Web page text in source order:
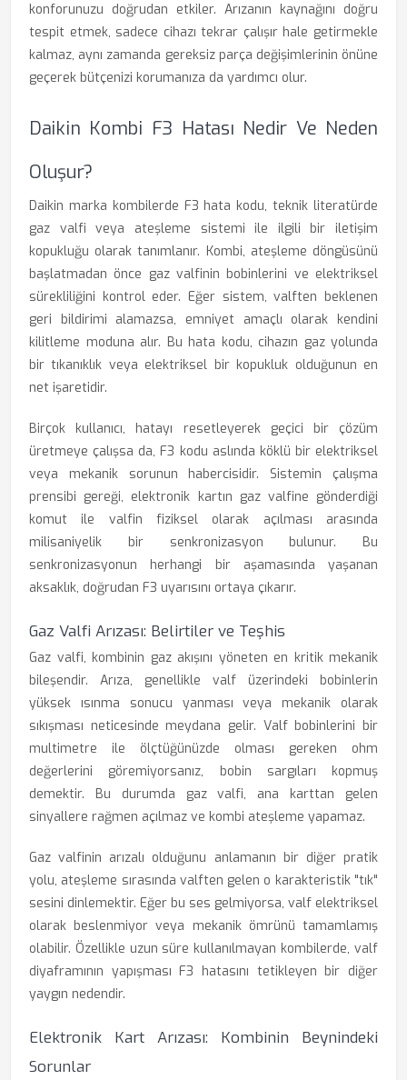
konforunuzu doğrudan etkiler. Arızanın kaynağını doğru
tespit etmek, sadece cihazı tekrar çalışır hale getirmekle
kalmaz, aynı zamanda gereksiz parça değişimlerinin önüne
geçerek bütçenizi korumanıza da yardımcı olur.
Daikin Kombi F3 Hatası Nedir Ve Neden
Oluşur?
Daikin marka kombilerde F3 hata kodu, teknik literatürde
gaz valfi veya ateşleme sistemi ile ilgili bir iletişim
kopukluğu olarak tanımlanır. Kombi, ateşleme döngüsünü
başlatmadan önce gaz valfinin bobinlerini ve elektriksel
sürekliliğini kontrol eder. Eğer sistem, valften beklenen
geri bildirimi alamazsa, emniyet amaçlı olarak kendini
kilitleme moduna alır. Bu hata kodu, cihazın gaz yolunda
bir tıkanıklık veya elektriksel bir kopukluk olduğunun en
net işaretidir.
Birçok kullanıcı, hatayı resetleyerek geçici bir çözüm
üretmeye çalışsa da, F3 kodu aslında köklü bir elektriksel
veya mekanik sorunun habercisidir. Sistemin çalışma
prensibi gereği, elektronik kartın gaz valfine gönderdiği
komut ile valfin fiziksel olarak açılması arasında
milisaniyelik bir senkronizasyon bulunur. Bu
senkronizasyonun herhangi bir aşamasında yaşanan
aksaklık, doğrudan F3 uyarısını ortaya çıkarır.
Gaz Valfi Arızası: Belirtiler ve Teşhis
Gaz valfi, kombinin gaz akışını yöneten en kritik mekanik
bileşendir. Arıza, genellikle valf üzerindeki bobinlerin
yüksek ısınma sonucu yanması veya mekanik olarak
sıkışması neticesinde meydana gelir. Valf bobinlerini bir
multimetre ile ölçtüğünüzde olması gereken ohm
değerlerini göremiyorsanız, bobin sargıları kopmuş
demektir. Bu durumda gaz valfi, ana karttan gelen
sinyallere rağmen açılmaz ve kombi ateşleme yapamaz.
Gaz valfinin arızalı olduğunu anlamanın bir diğer pratik
yolu, ateşleme sırasında valften gelen o karakteristik "tık"
sesini dinlemektir. Eğer bu ses gelmiyorsa, valf elektriksel
olarak beslenmiyor veya mekanik ömrünü tamamlamış
olabilir. Özellikle uzun süre kullanılmayan kombilerde, valf
diyaframının yapışması F3 hatasını tetikleyen bir diğer
yaygın nedendir.
Elektronik Kart Arızası: Kombinin Beynindeki
Sorunlar